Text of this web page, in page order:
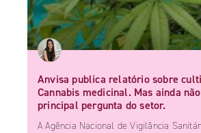
Anvisa publica relatório sobre
Cannabis medicinal. Mas ainda
principal pergunta do setor.
A Agência Nacional de Vigilância